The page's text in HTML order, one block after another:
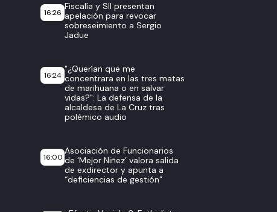
16:26
Fiscalía y SII presentan
apelación para revocar
sobreseimiento a Sergio
Jadue
16:24
"¿Querían que me
concentrara en las tres matas
de marihuana o en salvar
vidas?": La defensa de la
alcaldesa de La Cruz tras
polémico audio
16:00
Asociación de Funcionarios
de ‘Mejor Niñez’ valora salida
de exdirector y apunta a
“deficiencias de gestión”